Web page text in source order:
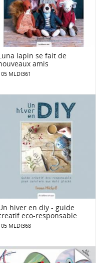
lapin se fait de
amis
MLDI361
hiver en diy - guide
eco-responsable
MLDI368